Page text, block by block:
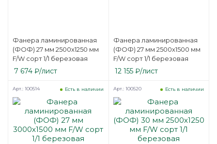
Фанера ламинированная
(ФОФ) 27 мм 2500х1250 мм
F/W сорт 1/1 березовая
7 674 ₽/лист
Фанера ламинированная
(ФОФ) 27 мм 2500х1500 мм
F/W сорт 1/1 березовая
12 155₽/лист
Есть в наличии
Арт.: 100514 Есть в наличии
Арт.: 100520